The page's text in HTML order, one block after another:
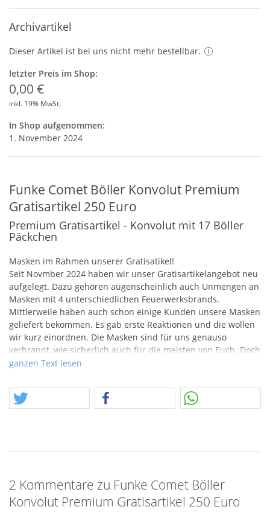
Archivartikel
Dieser Artikel ist bei uns nicht mehr bestellbar.
letzter Preis im Shop:
0,00 €
inkl. 19% MwSt.
In Shop aufgenommen:
1. November 2024
Funke Comet Böller Konvolut Premium
Gratisartikel 250 Euro
Premium Gratisartikel - Konvolut mit 17 Böller
Päckchen
Masken im Rahmen unserer Gratisatikel!
Seit Novmber 2024 haben wir unser Gratisartikelangebot neu
aufgelegt. Dazu gehören augenscheinlich auch Unmengen an
Masken mit 4 unterschiedlichen Feuerwerksbrands.
Mittlerweile haben auch schon einige Kunden unsere Masken
geliefert bekommen. Es gab erste Reaktionen und die wollen
wir kurz einordnen. Die Masken sind für uns genauso
verbrannt, wie sicherlich auch für die meisten von Euch. Doch
wir müssen das Thema neu denken. Wir haben oft das Glück,
profitieren wir alle. Das nun dieserBERGan Merch-Masken
auch ein Teil davon sind, soll zumind. nicht mal im Versuch
gesagt, dass er auch "normalen" Dämmstoff, Folie, Luftkissen,
wie wir das machen. Diese superleichten Stoffmasken passen
in jede Lücken, füllen Hohlräume aus und sie sind nun mal in
ganzen Text lesen
2 Kommentare zu Funke Comet Böller
Konvolut Premium Gratisartikel 250 Euro